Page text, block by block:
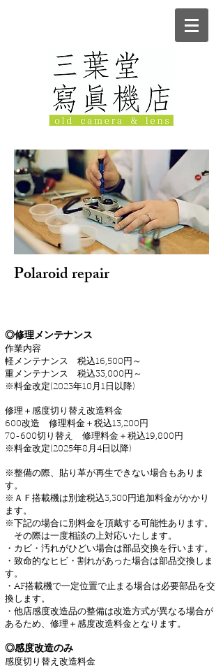
Polaroid repair
◎修理メンテナンス
作業内容
軽メンテナンス 税込16,500円～
重メンテナンス 税込33,000円～
​※料金改定(2023年10月1日以降)
修理＋感度切り替え改造料金
600改造 修理料金＋税込13,200円
70-600切り替え 修理料金＋税込19,800円
※料金改定(2025年8月4日以降)
※整備の際、貼り革が再生できない場合もありま
す。
※ＡＦ搭載機は別途税込3,300円追加料金がかかり
ます。
※下記の場合に別料金を頂戴する可能性あります。
その際は一度相談の上対応いたします。
・カビ・汚れがひどい場合は部品交換を行います。
・致命的なヒビ・割れがあった場合は部品交換しま
す。
・AF搭載機で一定位置で止まる場合は必要部品を交
換します。
・他店感度改造品の整備は改造方式が異なる場合が
あるため、 修理＋感度改造料金となります。
◎感度改造のみ
感度切り替え改造料金